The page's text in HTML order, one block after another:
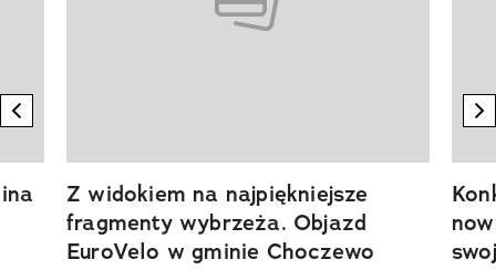
previous element
Z widokiem na najpiękniejsze
fragmenty wybrzeża. Objazd
EuroVelo w gminie Choczewo